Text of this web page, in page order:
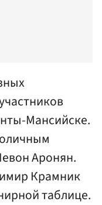
Мансийске.
Аронян.
Крамник
таблице.